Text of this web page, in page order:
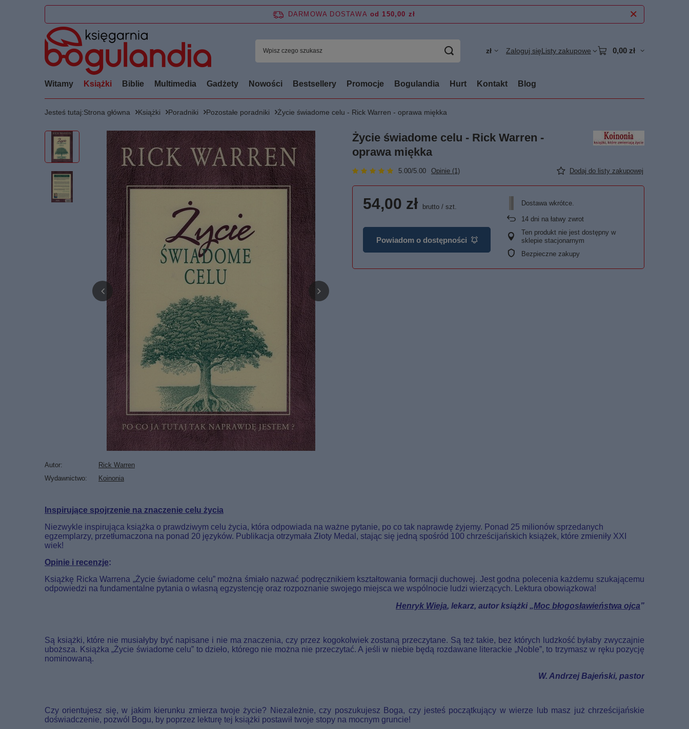
DARMOWA DOSTAWA od 150,00 zł
zł Zaloguj sięListy zakupowe 0,00 zł
Witamy Książki Biblie Multimedia Gadżety Nowości Bestsellery Promocje Bogulandia Hurt Kontakt Blog
Jesteś tutaj:Strona główna Książki Poradniki Pozostałe poradniki Życie świadome celu - Rick Warren - oprawa miękka
Życie świadome celu - Rick Warren -
oprawa miękka
5.00/5.00 Opinie (1) Dodaj do listy zakupowej
54,00 zł brutto / szt.
Powiadom o dostępności
Dostawa wkrótce
14 dni na łatwy zwrot
Ten produkt nie jest dostępny w
sklepie stacjonarnym
Bezpieczne zakupy
Autor
Rick Warren
Wydawnictwo
Koinonia
Inspirujące spojrzenie na znaczenie celu życia
Niezwykle inspirująca książka o prawdziwym celu życia, która odpowiada na ważne pytanie, po co tak naprawdę żyjemy. Ponad 25 milionów sprzedanych
egzemplarzy, przetłumaczona na ponad 20 języków. Publikacja otrzymała Złoty Medal, stając się jedną spośród 100 chrześcijańskich książek, które zmieniły XXI
wiek!
Opinie i recenzje:
Książkę Ricka Warrena „Życie świadome celu” można śmiało nazwać podręcznikiem kształtowania formacji duchowej. Jest godna polecenia każdemu szukającemu
odpowiedzi na fundamentalne pytania o własną egzystencję oraz rozpoznanie swojego miejsca we wspólnocie ludzi wierzących. Lektura obowiązkowa!
Henryk Wieja, lekarz, autor książki „Moc błogosławieństwa ojca”
Są książki, które nie musiałyby być napisane i nie ma znaczenia, czy przez kogokolwiek zostaną przeczytane. Są też takie, bez których ludzkość byłaby zwyczajnie
uboższa. Książka „Życie świadome celu” to dzieło, którego nie można nie przeczytać. A jeśli w niebie będą rozdawane literackie „Noble”, to trzymasz w ręku pozycję
nominowaną.
W. Andrzej Bajeński, pastor
Czy orientujesz się, w jakim kierunku zmierza twoje życie? Niezależnie, czy poszukujesz Boga, czy jesteś początkujący w wierze lub masz już chrześcijańskie
doświadczenie, pozwól Bogu, by poprzez lekturę tej książki postawił twoje stopy na mocnym gruncie!